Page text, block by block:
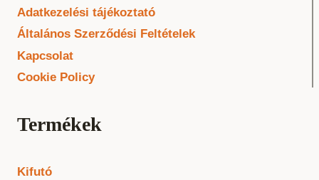
Adatkezelési tájékoztató
Általános Szerződési Feltételek
Kapcsolat
Cookie Policy
Termékek
Kifutó